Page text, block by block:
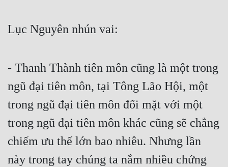
Lục Nguyên nhún vai:
- Thanh Thành tiên môn cũng là một trong
ngũ đại tiên môn, tại Tông Lão Hội, một
trong ngũ đại tiên môn đối mặt với một
trong ngũ đại tiên môn khác cũng sẽ chẳng
chiếm ưu thế lớn bao nhiêu. Nhưng lần
này trong tay chúng ta nắm nhiều chứng